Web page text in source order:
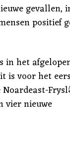
gevallen,
positief
in het
is voor het
vier nieuwe